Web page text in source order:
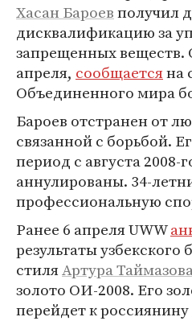
Хасан Бароевполучил
дисквалификацию за
запрещенных веществ.
апреля, сообщаетсяна
Объединенного мира
Бароев отстранен от
связанной с борьбой.
период с августа 2008-
аннулированы. 34-
профессиональную
Ранее 6 апреля UWW
результаты узбекского
стиляАртура
золото ОИ-2008. Его
перейдет к россиянину